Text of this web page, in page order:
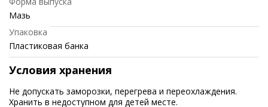
Мазь
Упаковка
Пластиковая банка
Условия хранения
Не допускать заморозки, перегрева и переохлаждения.
Хранить в недоступном для детей месте.